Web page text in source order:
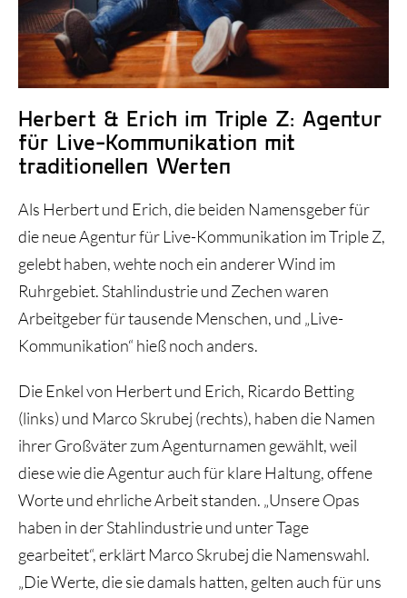
Historie und Entwicklung
Herbert & Erich im Triple Z: Agentur
für Live-Kommunikation mit
traditionellen Werten
Als Herbert und Erich, die beiden Namensgeber für
die neue Agentur für Live-Kommunikation im Triple Z,
gelebt haben, wehte noch ein anderer Wind im
Ruhrgebiet. Stahlindustrie und Zechen waren
Arbeitgeber für tausende Menschen, und „Live-
Kommunikation“ hieß noch anders.
Die Enkel von Herbert und Erich, Ricardo Betting
(links) und Marco Skrubej (rechts), haben die Namen
ihrer Großväter zum Agenturnamen gewählt, weil
diese wie die Agentur auch für klare Haltung, offene
Worte und ehrliche Arbeit standen. „Unsere Opas
haben in der Stahlindustrie und unter Tage
gearbeitet“, erklärt Marco Skrubej die Namenswahl.
„Die Werte, die sie damals hatten, gelten auch für uns